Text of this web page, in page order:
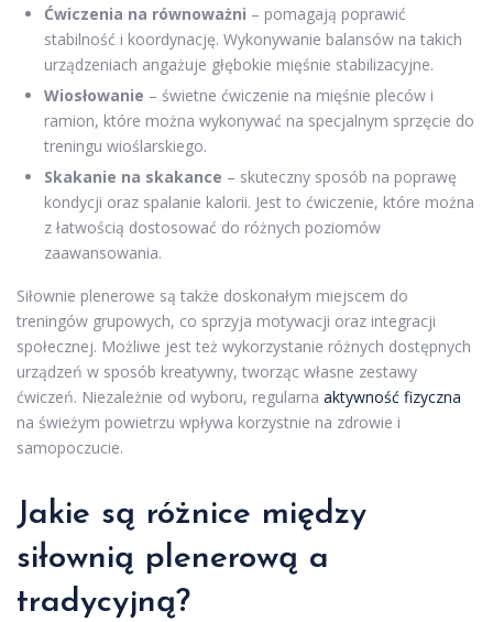
Ćwiczenia na równoważni – pomagają poprawić
stabilność i koordynację. Wykonywanie balansów na takich
urządzeniach angażuje głębokie mięśnie stabilizacyjne.
Wiosłowanie – świetne ćwiczenie na mięśnie pleców i
ramion, które można wykonywać na specjalnym sprzęcie do
treningu wioślarskiego.
Skakanie na skakance – skuteczny sposób na poprawę
kondycji oraz spalanie kalorii. Jest to ćwiczenie, które można
z łatwością dostosować do różnych poziomów
zaawansowania.
Siłownie plenerowe są także doskonałym miejscem do
treningów grupowych, co sprzyja motywacji oraz integracji
społecznej. Możliwe jest też wykorzystanie różnych dostępnych
urządzeń w sposób kreatywny, tworząc własne zestawy
ćwiczeń. Niezależnie od wyboru, regularna aktywność fizyczna
na świeżym powietrzu wpływa korzystnie na zdrowie i
samopoczucie.
Jakie są różnice między
siłownią plenerową a
tradycyjną?